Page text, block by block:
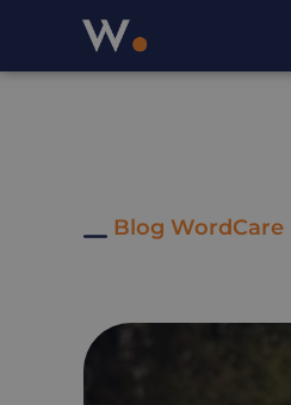
Blog WordCare